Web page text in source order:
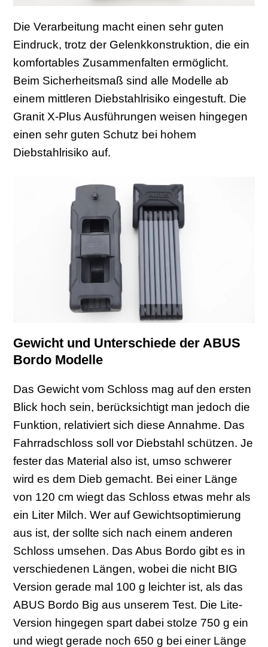
Die Verarbeitung macht einen sehr guten
Eindruck, trotz der Gelenkkonstruktion, die ein
komfortables Zusammenfalten ermöglicht.
Beim Sicherheitsmaß sind alle Modelle ab
einem mittleren Diebstahlrisiko eingestuft. Die
Granit X-Plus Ausführungen weisen hingegen
einen sehr guten Schutz bei hohem
Diebstahlrisiko auf.
Gewicht und Unterschiede der ABUS
Bordo Modelle
Das Gewicht vom Schloss mag auf den ersten
Blick hoch sein, berücksichtigt man jedoch die
Funktion, relativiert sich diese Annahme. Das
Fahrradschloss soll vor Diebstahl schützen. Je
fester das Material also ist, umso schwerer
wird es dem Dieb gemacht. Bei einer Länge
von 120 cm wiegt das Schloss etwas mehr als
ein Liter Milch. Wer auf Gewichtsoptimierung
aus ist, der sollte sich nach einem anderen
Schloss umsehen. Das Abus Bordo gibt es in
verschiedenen Längen, wobei die nicht BIG
Version gerade mal 100 g leichter ist, als das
ABUS Bordo Big aus unserem Test. Die Lite-
Version hingegen spart dabei stolze 750 g ein
und wiegt gerade noch 650 g bei einer Länge